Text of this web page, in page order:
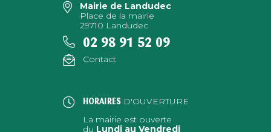
Mairie de Landudec
Place de la mairie
29710 Landudec
02 98 91 52 09
Contact
HORAIRES D'OUVERTURE
La mairie est ouverte
du Lundi au Vendredi